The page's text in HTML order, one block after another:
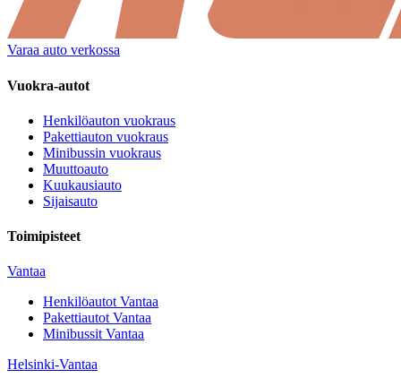
Varaa auto verkossa
Vuokra-autot
Henkilöauton vuokraus
Pakettiauton vuokraus
Minibussin vuokraus
Muuttoauto
Kuukausiauto
Sijaisauto
Toimipisteet
Vantaa
Henkilöautot Vantaa
Pakettiautot Vantaa
Minibussit Vantaa
Helsinki-Vantaa